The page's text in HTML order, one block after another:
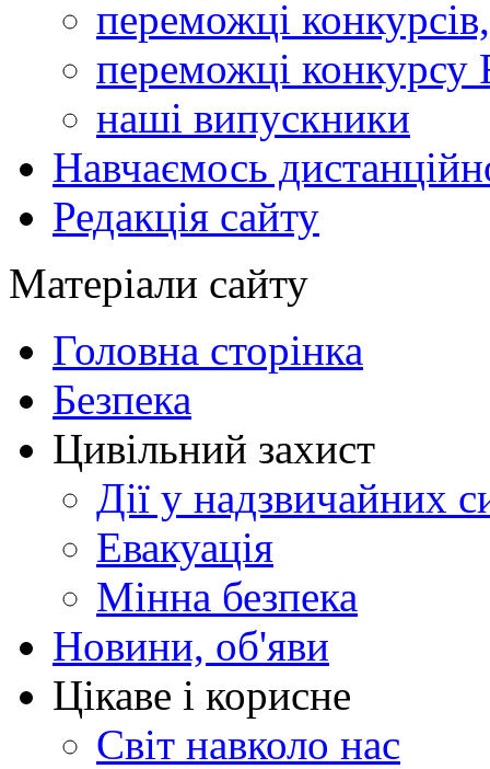
переможці
переможці конкурсу
наші випускники
Навчаємось
Редакція сайту
Матеріали сайту
Головна сторінка
Безпека
Цивільний захист
Дії у надзвичайних
Евакуація
Мінна безпека
Новини, об'яви
Цікаве і корисне
Світ навколо нас